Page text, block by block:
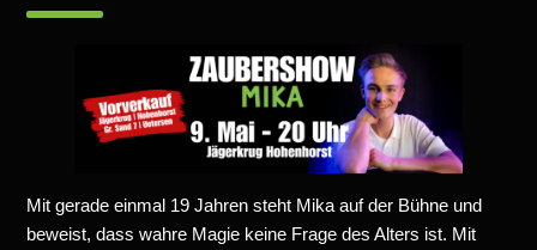
Mit gerade einmal 19 Jahren steht Mika auf der Bühne und
beweist, dass wahre Magie keine Frage des Alters ist. Mit